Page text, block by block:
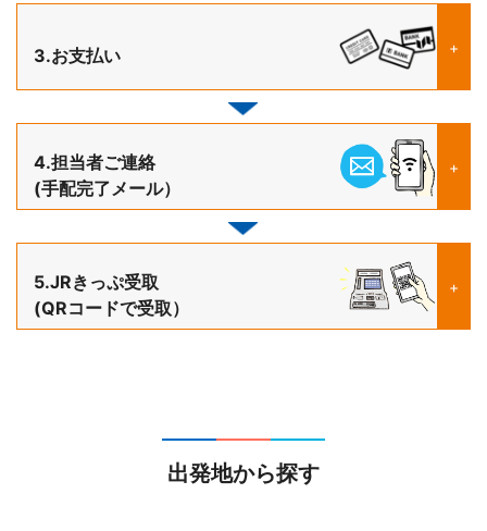
3.お支払い +
4.担当者ご連絡
(手配完了メール）
+
5.JRきっぷ受取
(QRコードで受取）
+
出発地から探す